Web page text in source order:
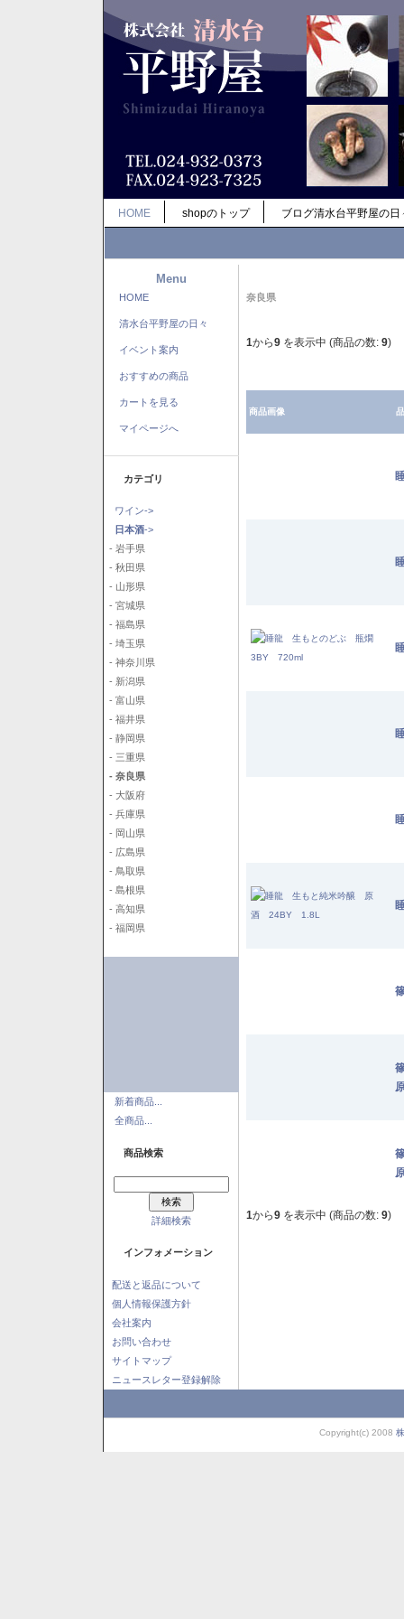
HOME shopのトップ ブログ清水台平野屋の日
Menu
HOME
清水台平野屋の日々
イベント案内
おすすめの商品
カートを見る
マイページへ
カテゴリ
ワイン->
日本酒->
- 岩手県
- 秋田県
- 山形県
- 宮城県
- 福島県
- 埼玉県
- 神奈川県
- 新潟県
- 富山県
- 福井県
- 静岡県
- 三重県
- 奈良県
- 大阪府
- 兵庫県
- 岡山県
- 広島県
- 鳥取県
- 島根県
- 高知県
- 福岡県
新着商品...
全商品...
商品検索
詳細検索
インフォメーション
配送と返品について
個人情報保護方針
会社案内
お問い合わせ
サイトマップ
ニュースレター登録解除
奈良県
1から9 を表示中 (商品の数: 9)
商品画像
1から9 を表示中 (商品の数: 9)
Copyright(c) 2008